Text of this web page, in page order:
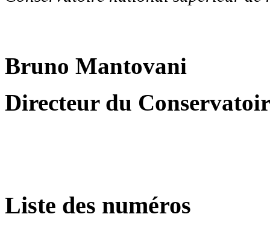
Bruno Mantovani
Directeur du
Liste des numéros